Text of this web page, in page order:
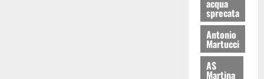
acqua
sprecata
Antonio
Martucci
AS
Martina